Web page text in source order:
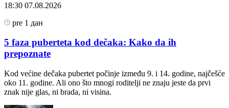
18:30 07.08.2026
pre 1 дан
5 faza puberteta kod dečaka: Kako da ih
prepoznate
Kod većine dečaka pubertet počinje između 9. i 14. godine, najčešće
oko 11. godine. Ali ono što mnogi roditelji ne znaju jeste da prvi
znak nije glas, ni brada, ni visina.